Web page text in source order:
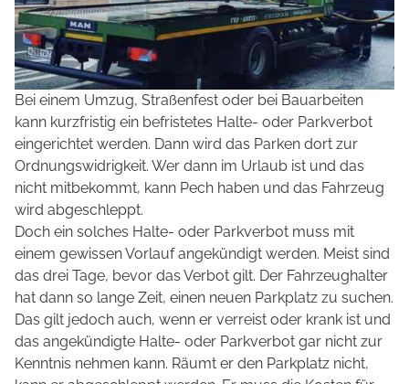
Bei einem Umzug, Straßenfest oder bei Bauarbeiten
kann kurzfristig ein befristetes Halte- oder Parkverbot
eingerichtet werden. Dann wird das Parken dort zur
Ordnungswidrigkeit. Wer dann im Urlaub ist und das
nicht mitbekommt, kann Pech haben und das Fahrzeug
wird abgeschleppt.
Doch ein solches Halte- oder Parkverbot muss mit
einem gewissen Vorlauf angekündigt werden. Meist sind
das drei Tage, bevor das Verbot gilt. Der Fahrzeughalter
hat dann so lange Zeit, einen neuen Parkplatz zu suchen.
Das gilt jedoch auch, wenn er verreist oder krank ist und
das angekündigte Halte- oder Parkverbot gar nicht zur
Kenntnis nehmen kann. Räumt er den Parkplatz nicht,